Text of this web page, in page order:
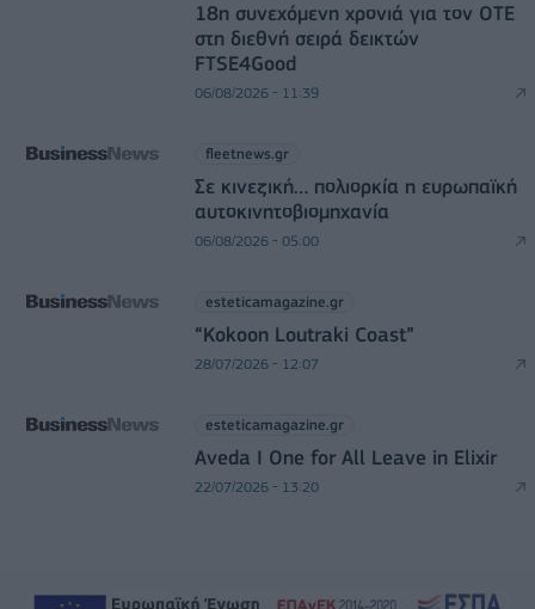
18η συνεχόμενη χρονιά για τον ΟΤΕ
στη διεθνή σειρά δεικτών
FTSE4Good
06/08/2026 - 11:39
fleetnews.gr
Σε κινεζική… πολιορκία η ευρωπαϊκή
αυτοκινητοβιομηχανία
06/08/2026 - 05:00
esteticamagazine.gr
“Kokoon Loutraki Coast”
28/07/2026 - 12:07
esteticamagazine.gr
Aveda I One for All Leave in Elixir
22/07/2026 - 13:20